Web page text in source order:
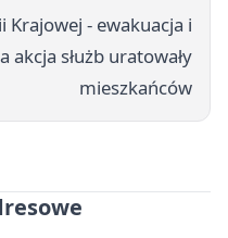
Krajowej - ewakuacja i
akcja służb uratowały
mieszkańców